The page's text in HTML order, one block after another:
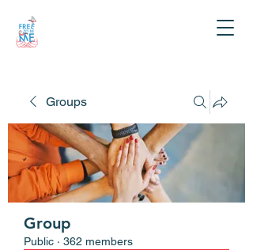
Groups
Group
Public · 362 members